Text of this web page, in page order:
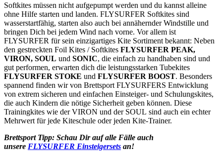
Softkites müssen nicht aufgepumpt werden und du kannst alleine
ohne Hilfe starten und landen. FLYSURFER Softkites sind
wasserstartfähig, starten also auch bei annähernder Windstille und
bringen Dich bei jedem Wind nach vorne. Vor allem ist
FLYSURFER für sein einzigartiges Kite Sortiment bekannt: Neben
den gestreckten Foil Kites / Softkites FLYSURFER PEAK,
VIRON, SOUL und SONIC, die einfach zu handhaben sind und
gut performen, erwarten dich die leistungsstarken Tubekites
FLYSURFER STOKE und FLYSURFER BOOST. Besonders
spannend finden wir von Brettsport FLYSURFERS Entwicklung
von extrem sicheren und einfachen Einsteiger- und Schulungskites,
die auch Kindern die nötige Sicherheit geben können. Diese
Trainingkites wie der VIRON und der SOUL sind auch ein echter
Mehrwert für jede Kiteschule oder jeden Kite-Trainer.
Brettsport Tipp: Schau Dir auf alle Fälle auch
unsere FLYSURFER Einsteigersets an!